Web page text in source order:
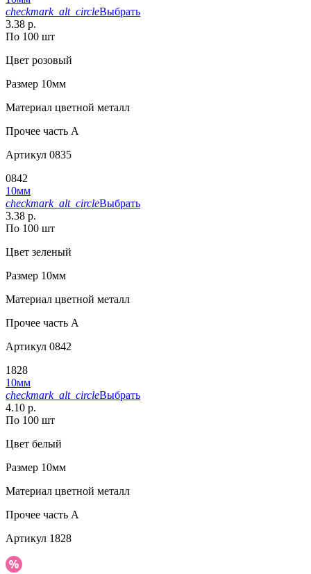
checkmark_alt_circleВыбрать
3.38 р.
По 100 шт
Цвет розовый
Размер 10мм
Материал цветной металл
Прочее часть A
Артикул 0835
0842
10мм
checkmark_alt_circleВыбрать
3.38 р.
По 100 шт
Цвет зеленый
Размер 10мм
Материал цветной металл
Прочее часть A
Артикул 0842
1828
10мм
checkmark_alt_circleВыбрать
4.10 р.
По 100 шт
Цвет белый
Размер 10мм
Материал цветной металл
Прочее часть A
Артикул 1828